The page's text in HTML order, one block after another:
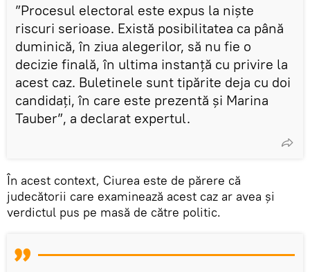
”Procesul electoral este expus la niște
riscuri serioase. Există posibilitatea ca până
duminică, în ziua alegerilor, să nu fie o
decizie finală, în ultima instanță cu privire la
acest caz. Buletinele sunt tipărite deja cu doi
candidați, în care este prezentă și Marina
Tauber”, a declarat expertul.
În acest context, Ciurea este de părere că
judecătorii care examinează acest caz ar avea și
verdictul pus pe masă de către politic.